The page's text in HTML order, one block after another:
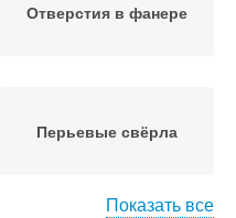
Отверстия в фанере
Перьевые свёрла
Показать все